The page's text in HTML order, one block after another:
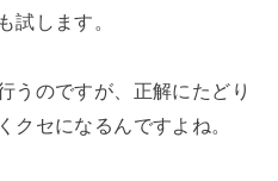
試します。
うのですが、正解にたどり
クセになるんですよね。